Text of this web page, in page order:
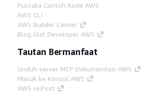
Pustaka Contoh Kode AWS
AWS CLI
AWS Builder Center
Blog Alat Developer AWS
Tautan Bermanfaat
Unduh server MCP Dokumentasi AWS
Masuk ke Konsol AWS
AWS re:Post